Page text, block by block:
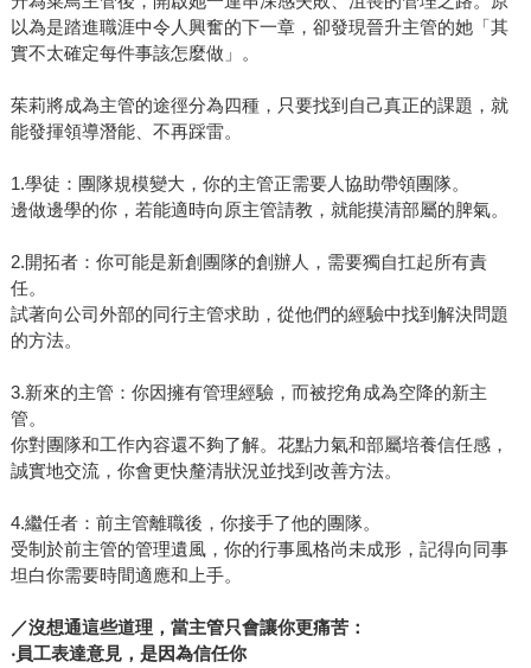
以為是踏進職涯中令人興奮的下一章，卻發現晉升主管的她「其
實不太確定每件事該怎麼做」。
茱莉將成為主管的途徑分為四種，只要找到自己真正的課題，就
能發揮領導潛能、不再踩雷。
1.學徒：團隊規模變大，你的主管正需要人協助帶領團隊。
邊做邊學的你，若能適時向原主管請教，就能摸清部屬的脾氣。
2.開拓者：你可能是新創團隊的創辦人，需要獨自扛起所有責
任。
試著向公司外部的同行主管求助，從他們的經驗中找到解決問題
的方法。
3.新來的主管：你因擁有管理經驗，而被挖角成為空降的新主
管。
你對團隊和工作內容還不夠了解。花點力氣和部屬培養信任感，
誠實地交流，你會更快釐清狀況並找到改善方法。
4.繼任者：前主管離職後，你接手了他的團隊。
受制於前主管的管理遺風，你的行事風格尚未成形，記得向同事
坦白你需要時間適應和上手。
／沒想通這些道理，當主管只會讓你更痛苦：
‧員工表達意見，是因為信任你